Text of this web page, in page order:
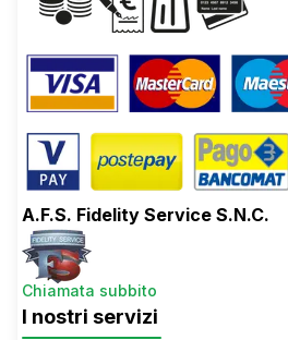
A.F.S. Fidelity Service S.N.C.
Chiamata subbito
I nostri servizi